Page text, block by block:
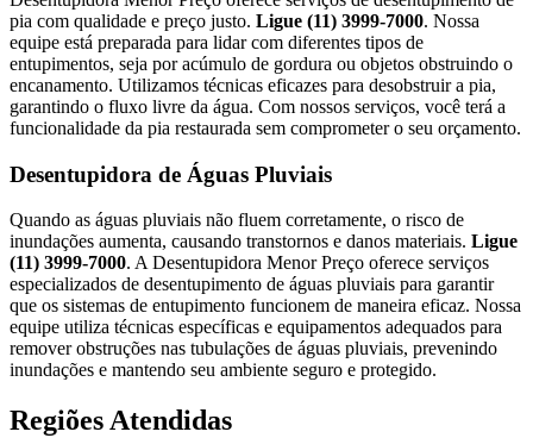
pia com qualidade e preço justo. Ligue (11) 3999-7000. Nossa
equipe está preparada para lidar com diferentes tipos de
entupimentos, seja por acúmulo de gordura ou objetos obstruindo o
encanamento. Utilizamos técnicas eficazes para desobstruir a pia,
garantindo o fluxo livre da água. Com nossos serviços, você terá a
funcionalidade da pia restaurada sem comprometer o seu orçamento.
Desentupidora de Águas Pluviais
Quando as águas pluviais não fluem corretamente, o risco de
inundações aumenta, causando transtornos e danos materiais. Ligue
(11) 3999-7000. A Desentupidora Menor Preço oferece serviços
especializados de desentupimento de águas pluviais para garantir
que os sistemas de entupimento funcionem de maneira eficaz. Nossa
equipe utiliza técnicas específicas e equipamentos adequados para
remover obstruções nas tubulações de águas pluviais, prevenindo
inundações e mantendo seu ambiente seguro e protegido.
Regiões Atendidas